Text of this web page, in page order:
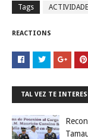
Tags
REACTIONS
TAL VEZ TE